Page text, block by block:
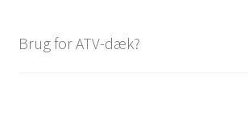
Brug for ATV-dæk?